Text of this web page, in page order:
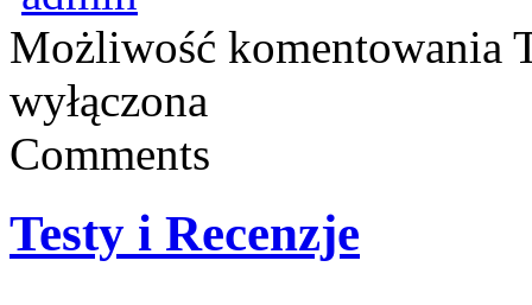
Możliwość komentowania
wyłączona
Comments
Testy i Recenzje